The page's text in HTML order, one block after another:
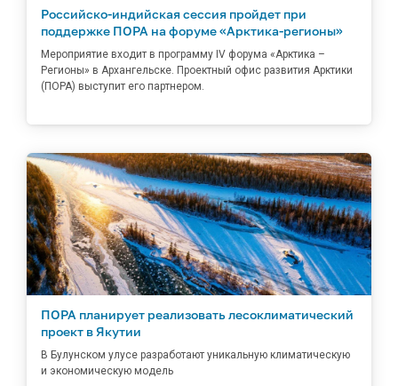
Российско-индийская сессия пройдет при
поддержке ПОРА на форуме «Арктика-регионы»
Мероприятие входит в программу IV форума «Арктика –
Регионы» в Архангельске. Проектный офис развития Арктики
(ПОРА) выступит его партнером.
ПОРА планирует реализовать лесоклиматический
проект в Якутии
В Булунском улусе разработают уникальную климатическую
и экономическую модель